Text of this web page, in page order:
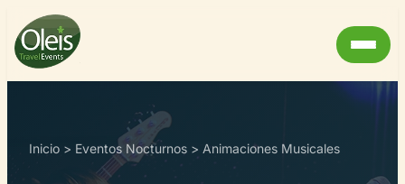
Inicio > Eventos Nocturnos > Animaciones Musicales